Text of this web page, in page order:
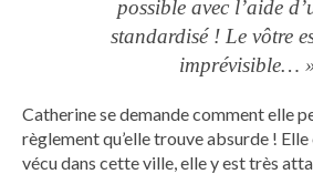
possible avec l’aide
standardisé ! Le vôtre
imprévisible…
Catherine se demande comment elle
règlement qu’elle trouve absurde !
vécu dans cette ville, elle y est très